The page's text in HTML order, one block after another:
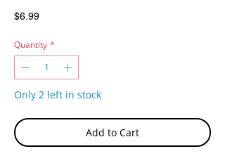
$6.99Price
Quantity *
Only 2 left in stock
Add to Cart